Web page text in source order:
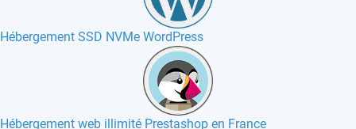
Hébergement SSD NVMe WordPress
Hébergement web illimité Prestashop en France